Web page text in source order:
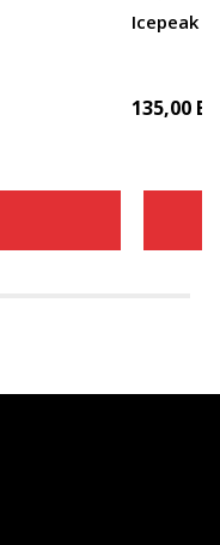
Icepeak
135,00